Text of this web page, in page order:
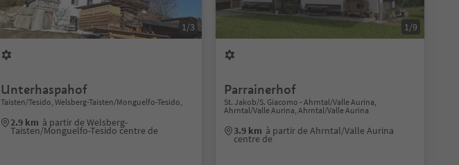
1/3
Unterhaspahof
Taisten/Tesido, Welsberg-Taisten/Monguelfo-Tesido,
2.9 km à partir de Welsberg-
Taisten/Monguelfo-Tesido centre de
1/9
Parrainerhof
St. Jakob/S. Giacomo - Ahrntal/Valle Aurina,
Ahrntal/Valle Aurina, Ahrntal/Valle Aurina
3.9 km à partir de Ahrntal/Valle Aurina
centre de